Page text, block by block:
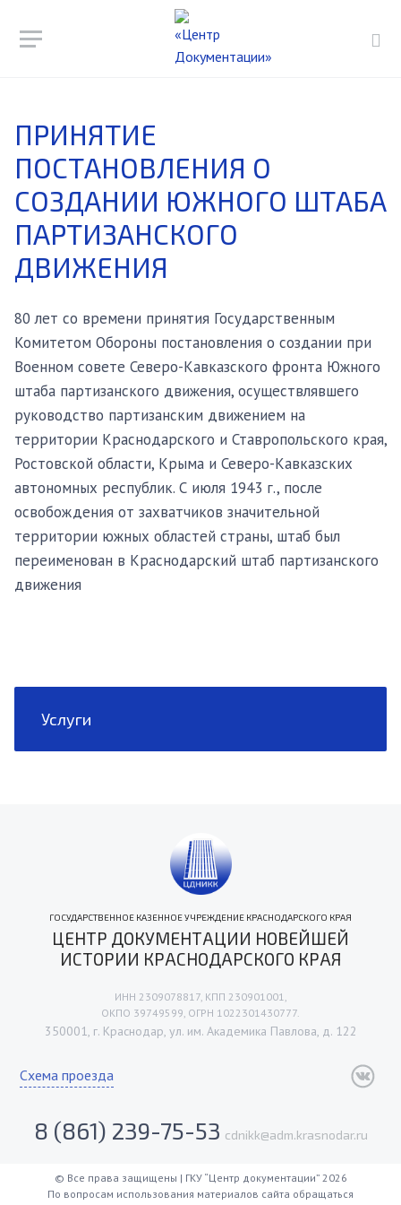
ПРИНЯТИЕ
ПОСТАНОВЛЕНИЯ О
СОЗДАНИИ ЮЖНОГО ШТАБА
ПАРТИЗАНСКОГО
ДВИЖЕНИЯ
80 лет со времени принятия Государственным
Комитетом Обороны постановления о создании при
Военном совете Северо-Кавказского фронта Южного
штаба партизанского движения, осуществлявшего
руководство партизанским движением на
территории Краснодарского и Ставропольского края,
Ростовской области, Крыма и Северо-Кавказских
автономных республик. С июля 1943 г., после
освобождения от захватчиков значительной
территории южных областей страны, штаб был
переименован в Краснодарский штаб партизанского
движения
Услуги
ГОСУДАРСТВЕННОЕ КАЗЕННОЕ УЧРЕЖДЕНИЕ КРАСНОДАРСКОГО КРАЯ
ЦЕНТР ДОКУМЕНТАЦИИ НОВЕЙШЕЙ
ИСТОРИИ КРАСНОДАРСКОГО КРАЯ
ИНН 2309078817, КПП 230901001,
ОКПО 39749599, ОГРН 1022301430777.
350001, г. Краснодар, ул. им. Академика Павлова, д. 122
Схема проезда
8 (861) 239-75-53 cdnikk@adm.krasnodar.ru
© Все права защищены | ГКУ “Центр документации” 2026
По вопросам использования материалов сайта обращаться